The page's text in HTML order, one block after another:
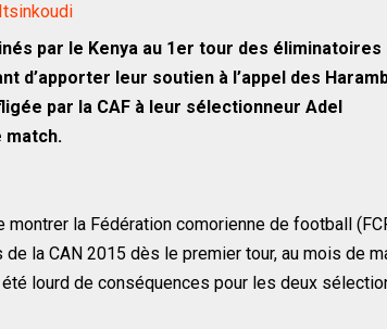
par le Kenya au 1er tour des éliminatoires
d’apporter leur soutien à l’appel des
par la CAF à leur sélectionneur Adel
match.
la Fédération comorienne de football
la CAN 2015 dès le premier tour, au mois de
lourd de conséquences pour les deux